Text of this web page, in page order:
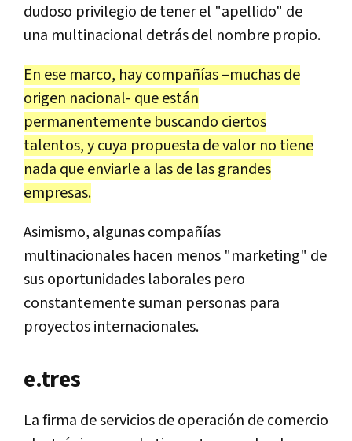
dudoso privilegio de tener el "apellido" de
una multinacional detrás del nombre propio.
En ese marco, hay compañías –muchas de
origen nacional- que están
permanentemente buscando ciertos
talentos, y cuya propuesta de valor no tiene
nada que enviarle a las de las grandes
empresas.
Asimismo, algunas compañías
multinacionales hacen menos "marketing" de
sus oportunidades laborales pero
constantemente suman personas para
proyectos internacionales.
e.tres
La firma de servicios de operación de comercio